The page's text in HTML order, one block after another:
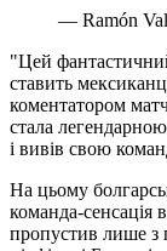
— Ramón
"Цей
ставить
коментатором
стала
і вивів свою
На цьому
команда-
пропустив лише з